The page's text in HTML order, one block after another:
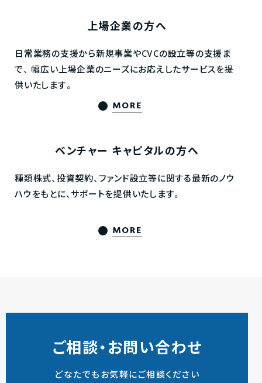
上場企業の方へ
日常業務の支援から新規事業やCVCの設立等の支援ま
で、 幅広い上場企業のニーズにお応えしたサービスを提
供いたします。
MORE
ベンチャー キャピタルの方へ
種類株式、投資契約、ファンド設立等に関する最新のノウ
ハウをもとに、サポートを提供いたします。
MORE
ご相談・お問い合わせ
どなたでもお気軽にご相談ください